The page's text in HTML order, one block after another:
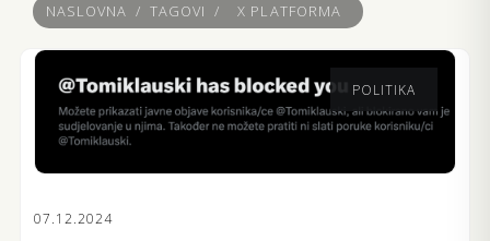
NASLOVNA / TAGOVI / X PLATFORMA
POLITIKA
07.12.2024